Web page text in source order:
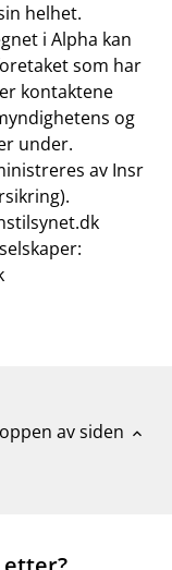
helhet.
i Alpha kan
som har
kontaktene
og
under.
av Insr
av siden expand_less